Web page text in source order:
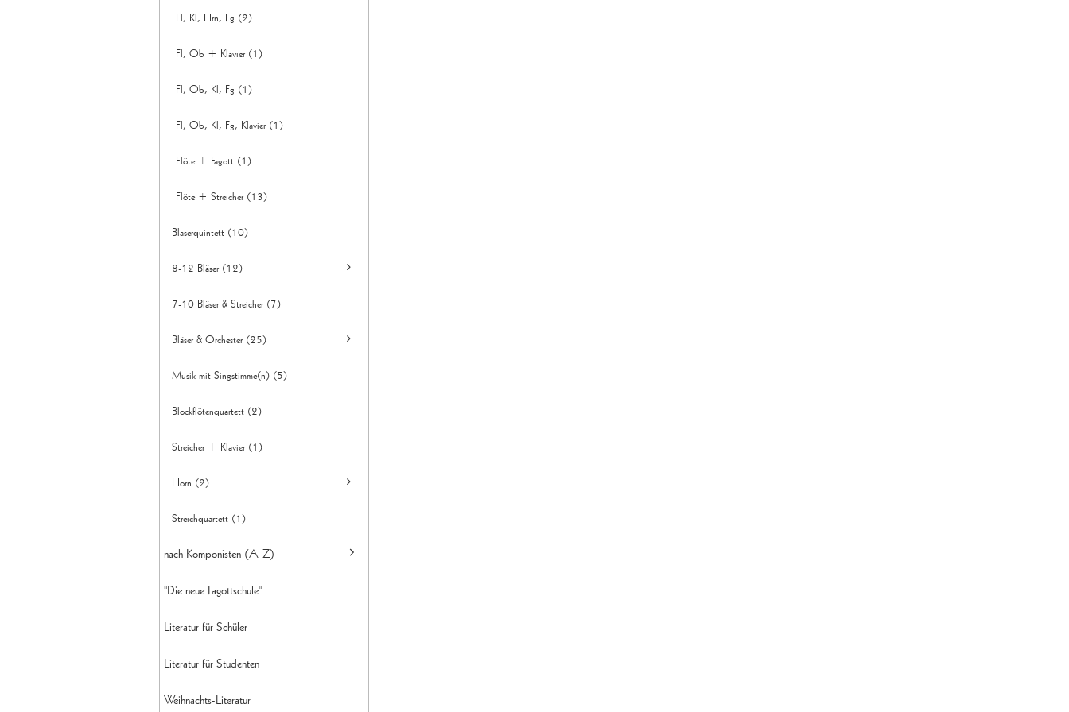
3 Kl/Bh/Bcl (21)
3 Kl/Bh/Bcl + 3 Singstimmen (1)
3 Kl/Bh/Bcl + Klavier (4)
4 Kl/Bh/Bcl (5)
5 Kl/Bh/Bcl (8)
6 Kl/Bh/Bcl (1)
Fl, Kl, Hrn, Fg (2)
Fl, Ob + Klavier (1)
Fl, Ob, Kl, Fg (1)
Fl, Ob, Kl, Fg, Klavier (1)
Flöte + Fagott (1)
Flöte + Streicher (13)
Bläserquintett (10)
8-12 Bläser (12)
10-12 Bläser + Kb (6)
9-10 Bläser (2)
Bläseroktette (4)
7-10 Bläser & Streicher (7)
Bläser & Orchester (25)
2 Fg, Orch., Cembalo (1)
2 Kl & Orchester (2)
2 Kl, Bh & Orchester (2)
Fagott & Orchester (2)
Flöte & Orchester (3)
Kl, Bh/Fg & Orchester (3)
Klarinette & Orchester (11)
Oboe & Orchester (5)
Musik mit Singstimme(n) (5)
Blockflötenquartett (2)
Streicher + Klavier (1)
Horn (2)
4 Hörner (1)
Horn + Klavier (1)
Streichquartett (1)
nach Komponisten (A-Z)
A - C (69)
D - J (54)
K - M (57)
N - S (82)
"Die neue Fagottschule"
Literatur für Schüler
Literatur für Studenten
Weihnachts-Literatur